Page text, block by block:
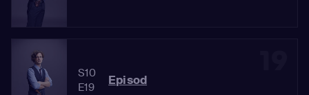
S10
E19
Episod